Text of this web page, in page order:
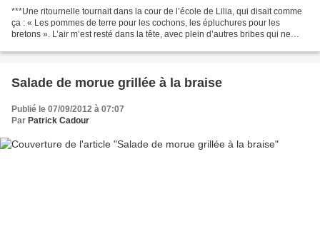
***Une ritournelle tournait dans la cour de l’école de Lilia, qui disait comme
ça : « Les pommes de terre pour les cochons, les épluchures pour les
bretons ». L’air m’est resté dans la tête, avec plein d’autres bribes qui ne
Salade de morue grillée à la braise
Publié le 07/09/2012 à 07:07
Par Patrick Cadour